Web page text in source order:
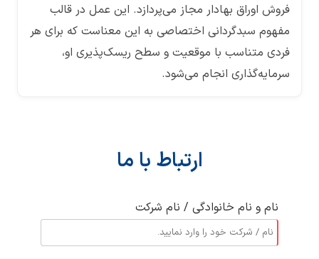
فروش اوراق بهادار مجاز می‌پردازد. این عمل در قالب
مفهوم سبدگردانی اختصاصی به این معناست که برای هر
فردی متناسب با موقعیت و سطح ریسک‌پذیری او،
سرمایه‌گذاری انجام می‌شود.
ارتباط با ما
نام و نام خانوادگی / نام شرکت